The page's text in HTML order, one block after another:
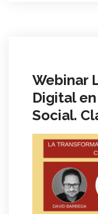
Webinar
Digital
Social.